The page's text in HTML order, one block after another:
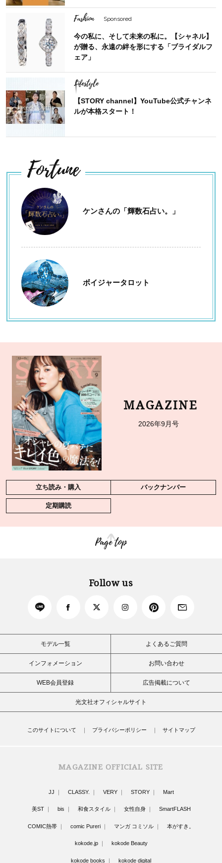
Fashion Sponsored
今の私に、そして未来の私に。【シャネル】
が贈る、永遠の絆を形にする「ブライダルフ
ェア」
Lifestyle
【STORY channel】YouTube公式チャンネ
ルが本格スタート！
Fortune
ケンさんの「輝数石占い。」
ボイジャータロット
MAGAZINE
2026年9月号
立ち読み・購入 バックナンバー
定期購読
Page top
Follow us
モデル一覧 よくあるご質問
インフォメーション お問い合わせ
WEB会員登録 広告掲載について
光文社オフィシャルサイト
このサイトについて プライバシーポリシー サイトマップ
MAGAZINE OFFICIAL SITE
JJ CLASSY. VERY STORY Mart
美ST bis 和食スタイル 女性自身 SmartFLASH
COMIC熱帯 comic Pureri マンガ コミソル 本がすき。
kokode.jp kokode Beauty
kokode books kokode digital